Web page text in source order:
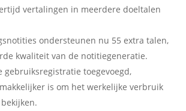
vertalingen in meerdere doeltalen
ondersteunen nu 55 extra talen,
kwaliteit van de notitiegeneratie.
gebruiksregistratie toegevoegd,
is om het werkelijke verbruik